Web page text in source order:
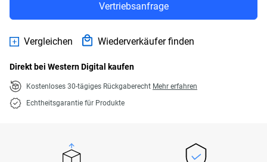
Vertriebsanfrage
Vergleichen Wiederverkäufer finden
Direkt bei Western Digital kaufen
Kostenloses 30-tägiges Rückgaberecht Mehr erfahren
Echtheitsgarantie für Produkte